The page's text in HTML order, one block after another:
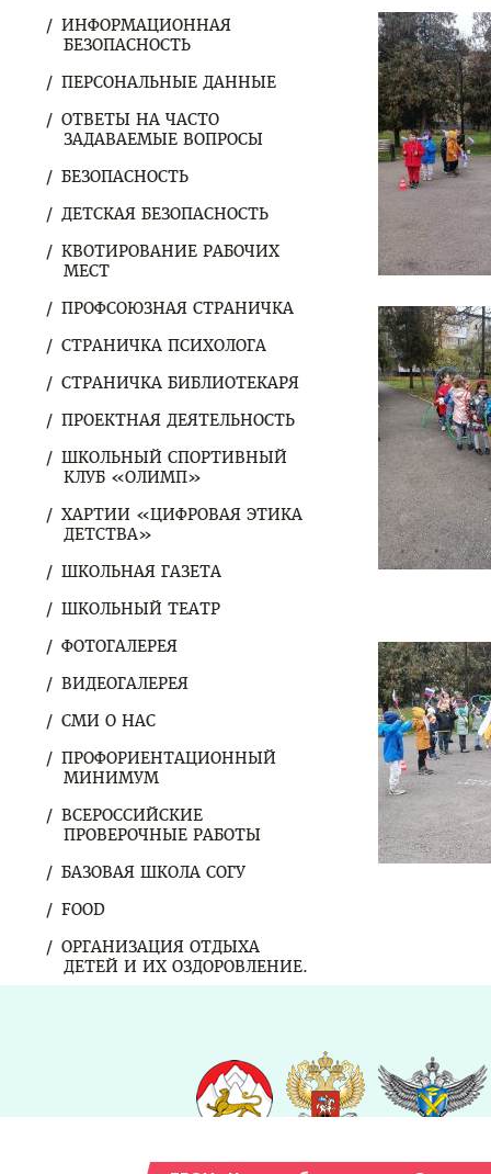
ИНФОРМАЦИОННАЯ
БЕЗОПАСНОСТЬ
ПЕРСОНАЛЬНЫЕ ДАННЫЕ
ОТВЕТЫ НА ЧАСТО
ЗАДАВАЕМЫЕ ВОПРОСЫ
БЕЗОПАСНОСТЬ
ДЕТСКАЯ БЕЗОПАСНОСТЬ
КВОТИРОВАНИЕ РАБОЧИХ
МЕСТ
ПРОФСОЮЗНАЯ СТРАНИЧКА
СТРАНИЧКА ПСИХОЛОГА
СТРАНИЧКА БИБЛИОТЕКАРЯ
ПРОЕКТНАЯ ДЕЯТЕЛЬНОСТЬ
ШКОЛЬНЫЙ СПОРТИВНЫЙ
КЛУБ «ОЛИМП»
ХАРТИИ «ЦИФРОВАЯ ЭТИКА
ДЕТСТВА»
ШКОЛЬНАЯ ГАЗЕТА
ШКОЛЬНЫЙ ТЕАТР
ФОТОГАЛЕРЕЯ
ВИДЕОГАЛЕРЕЯ
СМИ О НАС
ПРОФОРИЕНТАЦИОННЫЙ
МИНИМУМ
ВСЕРОССИЙСКИЕ
ПРОВЕРОЧНЫЕ РАБОТЫ
БАЗОВАЯ ШКОЛА СОГУ
FOOD
ОРГАНИЗАЦИЯ ОТДЫХА
ДЕТЕЙ И ИХ ОЗДОРОВЛЕНИЕ.